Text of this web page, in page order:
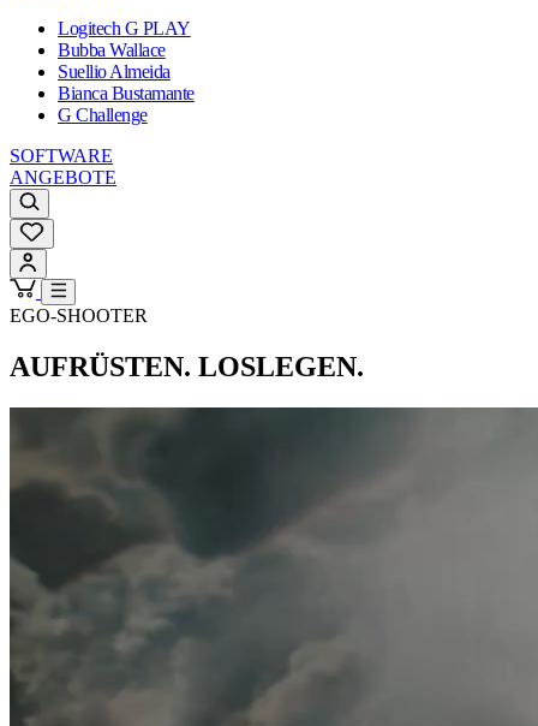
Logitech G PLAY
Bubba Wallace
Suellio Almeida
Bianca Bustamante
G Challenge
SOFTWARE
ANGEBOTE
EGO-SHOOTER
AUFRÜSTEN. LOSLEGEN.